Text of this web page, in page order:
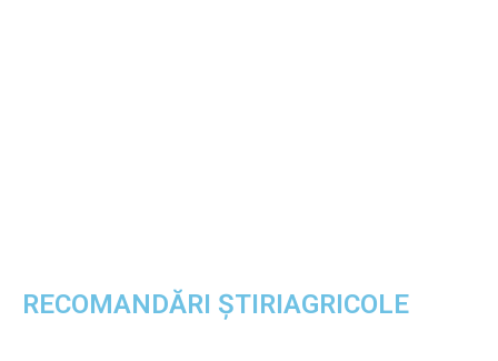
RECOMANDĂRI ȘTIRIAGRICOLE